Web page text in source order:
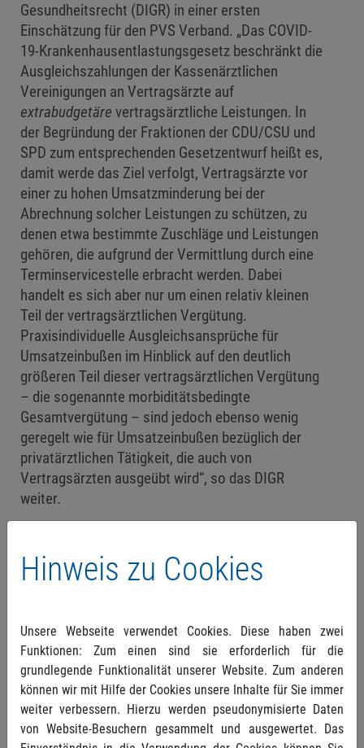
Gesundheitsrecht (DIGR) in einer ersten
Einschätzung für den PVS Verband. „Das COVID-
19-Krankenhausentlastungsgesetz beschränkt die
Ausgleichszahlungen der Kassenärztlichen
Vereinigungen an Vertragsärzte auf
extrabudgetäre vertragsärztliche Leistungen. In
der Begründung der Fraktionen der CDU/CSU und
SPD zum entsprechenden Gesetzentwurf heißt es,
damit werde das Ziel verfolgt, Vertragsärzte vor
einer zu hohen Umsatzminderung bei der
Abrechnung solcher Leistungen zu schützen, zu
denen etwa bestimmte Zuschläge und Leistungen
gehören, die aufgrund der Vermittlung durch eine
Terminservicestelle erbracht werden. Dabei
handelt es sich aber nur um einen relativ kleinen
Teil der vertragsärztlichen Vergütung.
Praxisindividuelle Ausgleichsansprüche für
Umsatzeinbußen im Hinblick auf den deutlich
größeren Teil dieser vertragsärztlichen Vergütung
– die sogenannte morbiditätsbedingte
Gesamtvergütung – sind jedoch ebenso wenig
geregelt wie für Umsatzeinbußen bezüglich der
privatärztlichen Tätigkeit, die auch von
Vertragsärzten ausgeübt wird“, so das DIGR
weiter.
begründete Ansprüche auf Zahlung von
Kurzarbeitergeld nicht von vornherein
wesentlichen Teil auf den privatärztlichen
Honoraren. Ausfälle in diesem Bereich werden von
keinem Rettungsschirm abgefedert und können die
Praxen in existentielle Schwierigkeiten bringen.
Damit besteht selbstverständlich ein Anspruch auf
Kurzarbeitergeld“, so Dr. Christof Mittmann,
Hinweis zu Cookies
Unsere Webseite verwendet Cookies. Diese haben zwei
Funktionen: Zum einen sind sie erforderlich für die
grundlegende Funktionalität unserer Website. Zum anderen
können wir mit Hilfe der Cookies unsere Inhalte für Sie immer
weiter verbessern. Hierzu werden pseudonymisierte Daten
von Website-Besuchern gesammelt und ausgewertet. Das